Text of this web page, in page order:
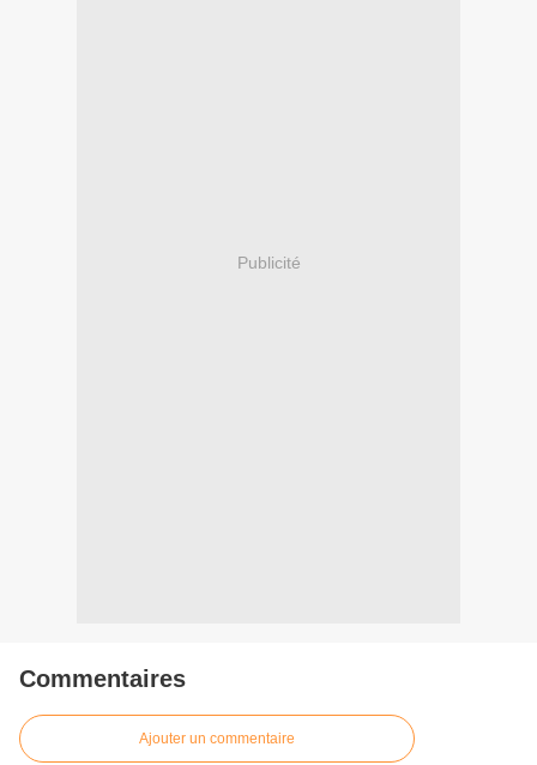
Publicité
Commentaires
Ajouter un commentaire